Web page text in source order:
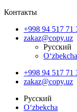
Контакты
+998 94 517 71
zakaz@copy.uz
Русский
O‘zbekcha
+998 94 517 71
zakaz@copy.uz
Русский
O‘zbekcha